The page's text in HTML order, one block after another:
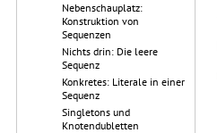
Nebenschauplatz:
Konstruktion von
Sequenzen
Nichts drin: Die leere
Sequenz
Konkretes: Literale in einer
Sequenz
Singletons und
Knotendubletten